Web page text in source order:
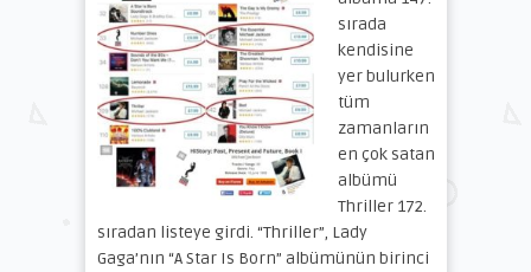
sırada
kendisine
yer bulurken
tüm
zamanların
en çok satan
albümü
Thriller 172.
sıradan listeye girdi. “Thriller”, Lady
Gaga’nın “A Star Is Born” albümünün birinci